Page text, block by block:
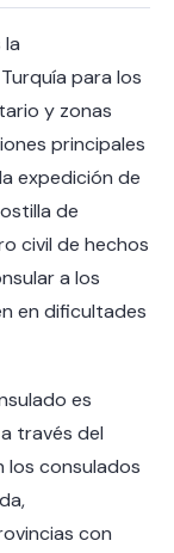
para los
y zonas
principales
expedición de
de
civil de hechos
a los
en dificultades
es
a través del
los consulados
con